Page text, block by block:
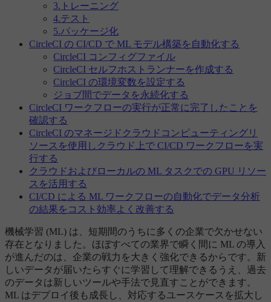
3.トレーニング
4.テスト
5.パッケージ化
CircleCI の CI/CD で ML モデル構築を自動化する
CircleCI コンフィグファイル
CircleCI セルフホストランナーを作成する
CircleCI の環境変数を設定する
ジョブ間でデータを永続化する
CircleCI ワークフローの実行が正常に完了したことを
確認する
CircleCI のマネージドクラウドコンピューティングリ
ソースを使用しクラウド上で CI/CD ワークフローを実
行する
クラウドおよびローカルの ML タスクでの GPU リソー
スを活用する
CI/CD による ML ワークフローの自動化でデータ分析
の結果をコスト効率よく改善する
機械学習 (ML) は、短期間のうちに多くの企業で欠かせない
存在となりました。ほぼすべての業界で瞬く間に ML の導入
が進んだのは、企業の戦力を大きく強化できるからです。新
しいデータが届いたらすぐに学習して理解できるうえ、過去
のデータは新しいツールや手法で見直すことができます。
ML はデプロイ後も成長し、対応するユースケースを拡大し